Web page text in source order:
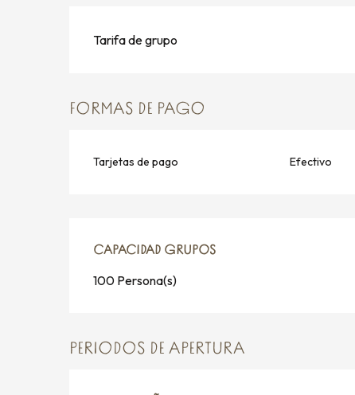
Tarifa de grupo
FORMAS DE PAGO
Tarjetas de pago Efectivo
CAPACIDAD GRUPOS
CAPACIDAD GRUPOS
100 Persona(s)
PERIODOS DE APERTURA